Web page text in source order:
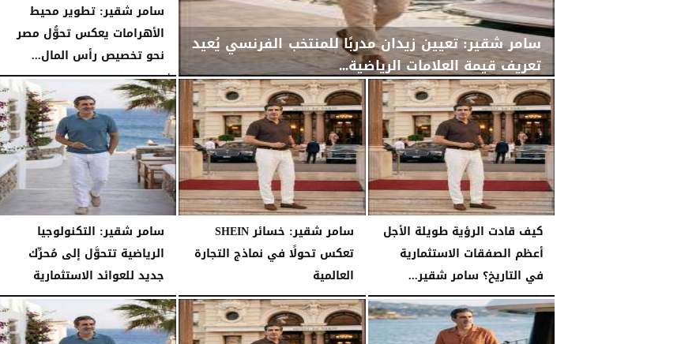
سامر شقير: تعيين زيدان مدربًا للمنتخب الفرنسي يُعيد
تعريف قيمة العلامات الرياضية...
الأربعاء، 29 يوليو 2026 02:25 مـ
سامر شقير: تطوير محيط
الأهرامات يعكس تحوُّل مصر
نحو تخصيص رأس المال...
الأربعاء، 29 يوليو 2026 02:15 مـ
كيف قادت الرؤية طويلة الأجل
أعظم الصفقات الاستثمارية
في التاريخ؟ سامر شقير...
الثلاثاء، 28 يوليو 2026 03:49 مـ
سامر شقير: خسائر SHEIN
تعكس تحولًا في نماذج التجارة
العالمية
الثلاثاء، 28 يوليو 2026 02:52 مـ
سامر شقير: التكنولوجيا
الرياضية تتحوَّل إلى مُحرِّك
جديد للعوائد الاستثمارية
الثلاثاء، 28 يوليو 2026 02:40 مـ